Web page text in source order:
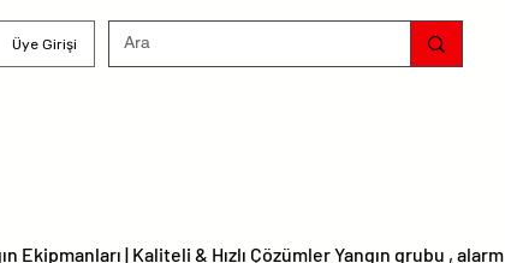
Üye Girişi
Ekipmanları | Kaliteli & Hızlı Çözümler Yangın grubu , alarm